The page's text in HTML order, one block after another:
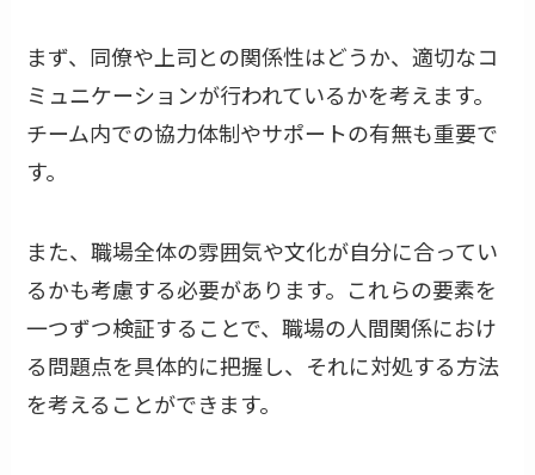
まず、同僚や上司との関係性はどうか、適切なコ
ミュニケーションが行われているかを考えます。
チーム内での協力体制やサポートの有無も重要で
す。
また、職場全体の雰囲気や文化が自分に合ってい
るかも考慮する必要があります。これらの要素を
一つずつ検証することで、職場の人間関係におけ
る問題点を具体的に把握し、それに対処する方法
を考えることができます。